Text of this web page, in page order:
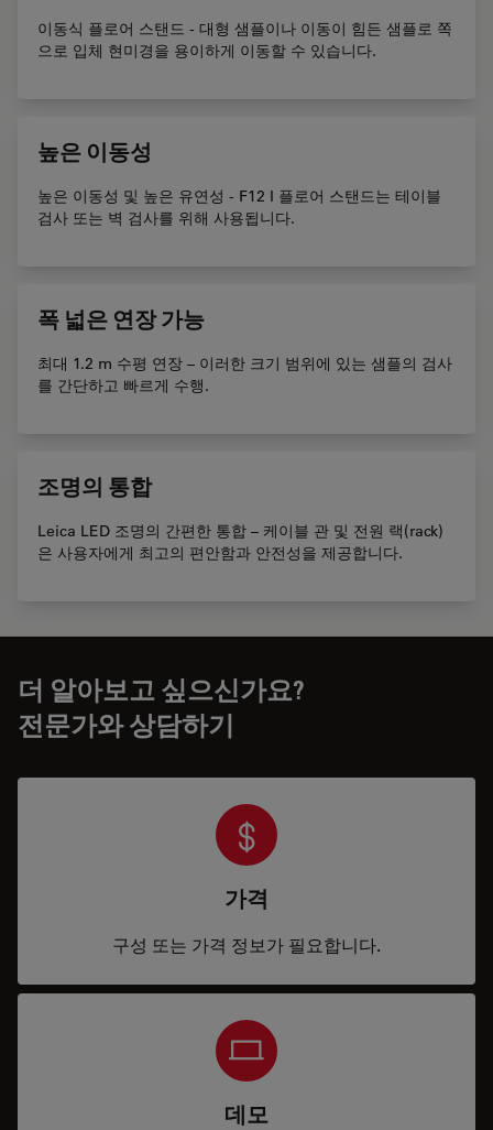
이동식 플로어 스탠드 - 대형 샘플이나 이동이 힘든 샘플로 쪽
으로 입체 현미경을 용이하게 이동할 수 있습니다.
높은 이동성
높은 이동성 및 높은 유연성 - F12 I 플로어 스탠드는 테이블
검사 또는 벽 검사를 위해 사용됩니다.
폭 넓은 연장 가능
최대 1.2 m 수평 연장 – 이러한 크기 범위에 있는 샘플의 검사
를 간단하고 빠르게 수행.
조명의 통합
Leica LED 조명의 간편한 통합 – 케이블 관 및 전원 랙(rack)
은 사용자에게 최고의 편안함과 안전성을 제공합니다.
더 알아보고 싶으신가요?
전문가와 상담하기
가격
구성 또는 가격 정보가 필요합니다.
데모